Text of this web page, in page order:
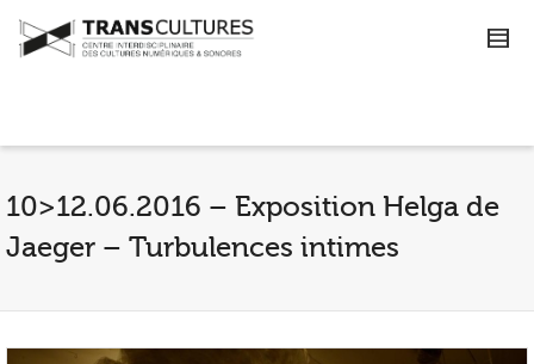
10>12.06.2016 – Exposition Helga de
Jaeger – Turbulences intimes